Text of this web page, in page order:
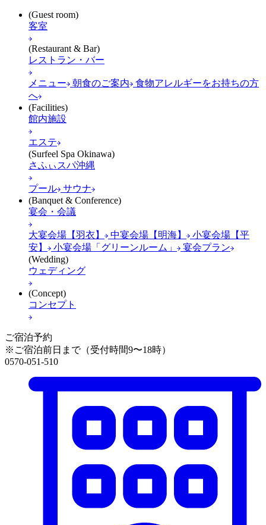
(Guest room)
客室
(Restaurant & Bar)
レストラン・バー
メニュー 朝食のご案内
食物アレルギーをお持ちの方
へ
(Facilities)
館内施設
エステ
(Surfeel Spa Okinawa)
さふぃスパ沖縄
プール サウナ
(Banquet & Conference)
宴会・会議
大宴会場【羽衣】 中宴会場【明海】
小宴会場【平
安】
小宴会場「グリーンルーム」
宴会プラン
(Wedding)
ウェディング
(Concept)
コンセプト
ご宿泊予約
※ご宿泊前日まで（受付時間9〜18時）
0570-051-510